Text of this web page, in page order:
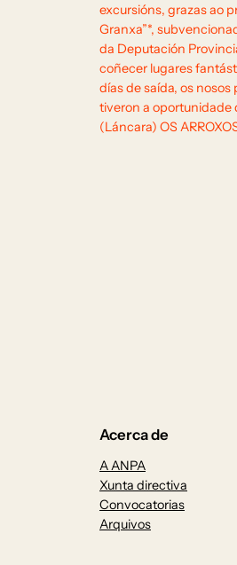
excursións, grazas ao
Granxa”*,
da Deputación
coñecer lugares
días de saída, os
tiveron a oportunidade
(Láncara) OS
Acerca de
A ANPA
Xunta directiva
Convocatorias
Arquivos